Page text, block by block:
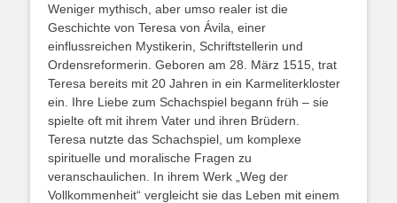
Weniger mythisch, aber umso realer ist die
Geschichte von Teresa von Ávila, einer
einflussreichen Mystikerin, Schriftstellerin und
Ordensreformerin. Geboren am 28. März 1515, trat
Teresa bereits mit 20 Jahren in ein Karmeliterkloster
ein. Ihre Liebe zum Schachspiel begann früh – sie
spielte oft mit ihrem Vater und ihren Brüdern.
Teresa nutzte das Schachspiel, um komplexe
spirituelle und moralische Fragen zu
veranschaulichen. In ihrem Werk „Weg der
Vollkommenheit“ vergleicht sie das Leben mit einem